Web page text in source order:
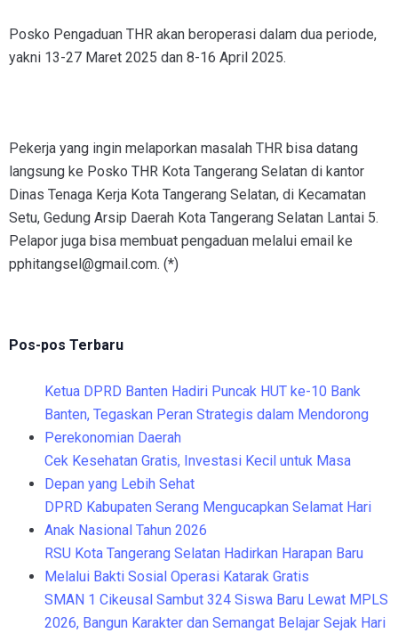
Posko Pengaduan THR akan beroperasi dalam dua periode,
yakni 13-27 Maret 2025 dan 8-16 April 2025.
Pekerja yang ingin melaporkan masalah THR bisa datang
langsung ke Posko THR Kota Tangerang Selatan di kantor
Dinas Tenaga Kerja Kota Tangerang Selatan, di Kecamatan
Setu, Gedung Arsip Daerah Kota Tangerang Selatan Lantai 5.
Pelapor juga bisa membuat pengaduan melalui email ke
pphitangsel@gmail.com. (*)
Pos-pos Terbaru
Ketua DPRD Banten Hadiri Puncak HUT ke-10 Bank
Banten, Tegaskan Peran Strategis dalam Mendorong
Perekonomian Daerah
Cek Kesehatan Gratis, Investasi Kecil untuk Masa
Depan yang Lebih Sehat
DPRD Kabupaten Serang Mengucapkan Selamat Hari
Anak Nasional Tahun 2026
RSU Kota Tangerang Selatan Hadirkan Harapan Baru
Melalui Bakti Sosial Operasi Katarak Gratis
SMAN 1 Cikeusal Sambut 324 Siswa Baru Lewat MPLS
2026, Bangun Karakter dan Semangat Belajar Sejak Hari